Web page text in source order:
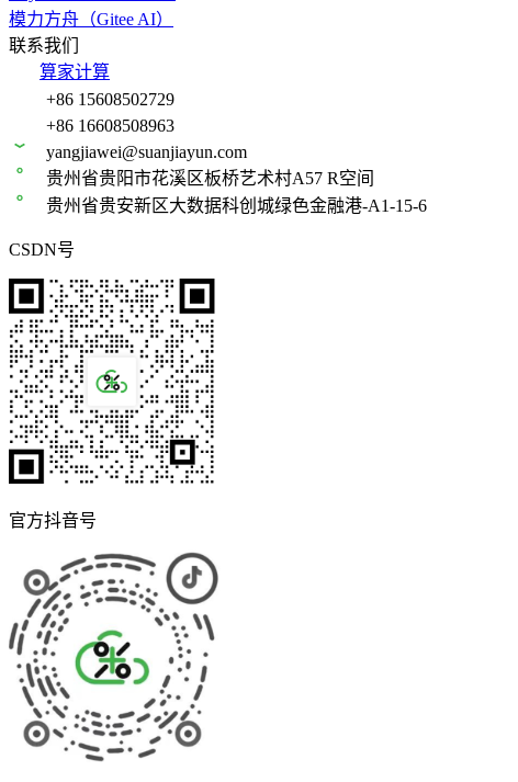
模力方舟（Gitee AI）
联系我们
算家计算
+86 15608502729
+86 16608508963
yangjiawei@suanjiayun.com
贵州省贵阳市花溪区板桥艺术村A57 R空间
贵州省贵安新区大数据科创城绿色金融港-A1-15-6
CSDN号
官方抖音号